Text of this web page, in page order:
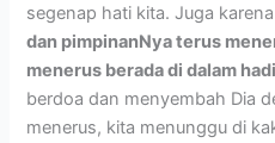
segenap hati kita. Juga
dan pimpinanNya terus
menerus berada di dalam
berdoa dan menyembah Dia
menerus, kita menunggu di